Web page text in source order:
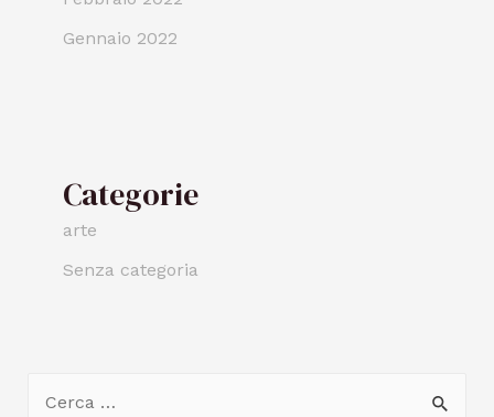
Gennaio 2022
Categorie
arte
Senza categoria